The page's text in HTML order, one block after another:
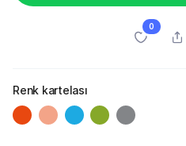
0
Renk kartelası